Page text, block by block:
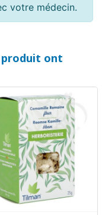
votre médecin.
produit ont